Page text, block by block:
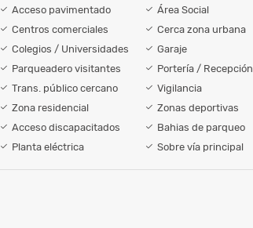
Acceso pavimentado Área Social
Centros comerciales
Cerca zona urbana
Colegios / Universidades
Garaje
Parqueadero visitantes
Portería / Recepción
Trans. público cercano
Vigilancia
Zona residencial
Zonas deportivas
Acceso discapacitados
Bahias de parqueo
Planta eléctrica
Sobre vía principal